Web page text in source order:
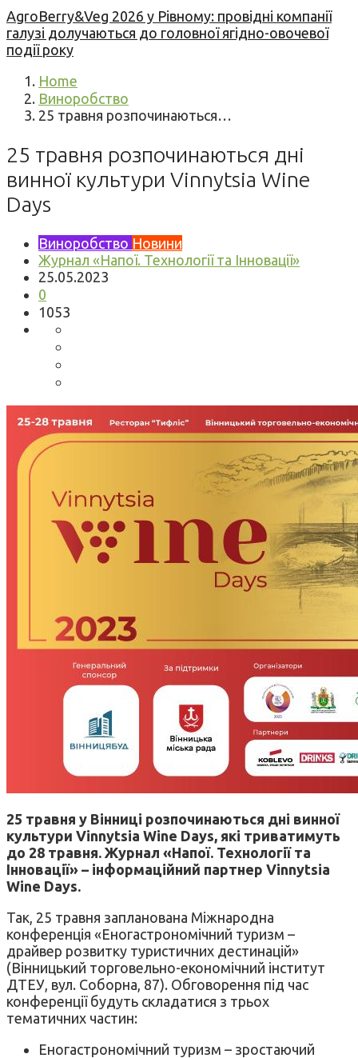
AgroBerry&Veg 2026 у Рівному: провідні компанії
галузі долучаються до головної ягідно-овочевої
події року
Home
Виноробство
25 травня розпочинаються…
25 травня розпочинаються дні
винної культури Vinnytsia Wine
Days
Виноробство Новини
Журнал «Напої. Технології та Інновації»
25.05.2023
0
1053
25 травня у Вінниці розпочинаються дні винної
культури Vinnytsia Wine Days, які триватимуть
до 28 травня. Журнал «Напої. Технології та
Інновації» – інформаційний партнер Vinnytsia
Wine Days.
Так, 25 травня запланована Міжнародна
конференція «Еногастрономічний туризм –
драйвер розвитку туристичних дестинацій»
(Вінницький торговельно-економічний інститут
ДТЕУ, вул. Соборна, 87). Обговорення під час
конференції будуть складатися з трьох
тематичних частин:
Еногастрономічний туризм – зростаючий